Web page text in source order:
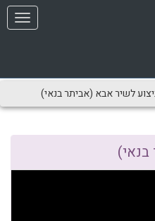
תפריט
לשיר אבא (אביתר בנאי)